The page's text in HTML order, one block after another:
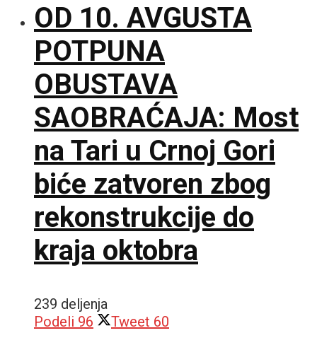
OD 10. AVGUSTA
POTPUNA
OBUSTAVA
SAOBRAĆAJA: Most
na Tari u Crnoj Gori
biće zatvoren zbog
rekonstrukcije do
kraja oktobra
239 deljenja
Podeli 96 Tweet 60